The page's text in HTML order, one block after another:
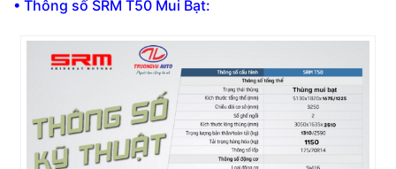
• Thông số SRM T50 Mui Bạt: